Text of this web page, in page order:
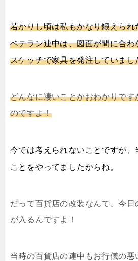
若かりし頃は私もかなり鍛えら
ベテラン連中は、図面が間に合
スケッチで家具を発注していまし
どんなに凄いことかおわかりで
のですよ！
今では考えられないことですが、
ことをやってましたからね。
だって百貨店の改装なんて、今日
が入るんですよ！
当時の百貨店の連中もお行儀の悪